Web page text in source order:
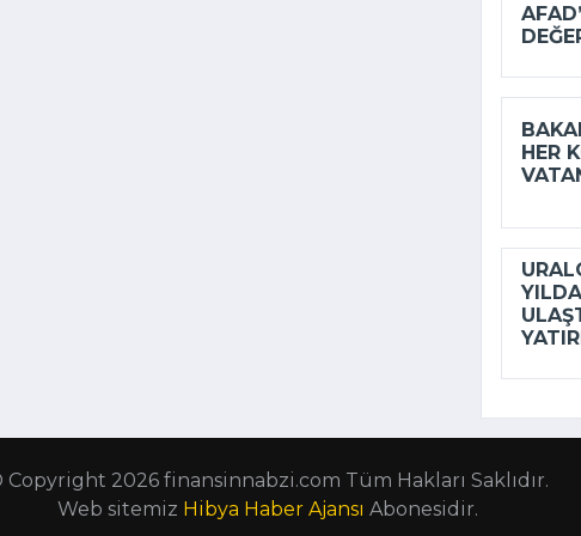
HER
Copyright 2026 finansinnabzi.com Tüm Hakları Saklıdır.
Web sitemiz Hibya Haber Ajansı Abonesidir.